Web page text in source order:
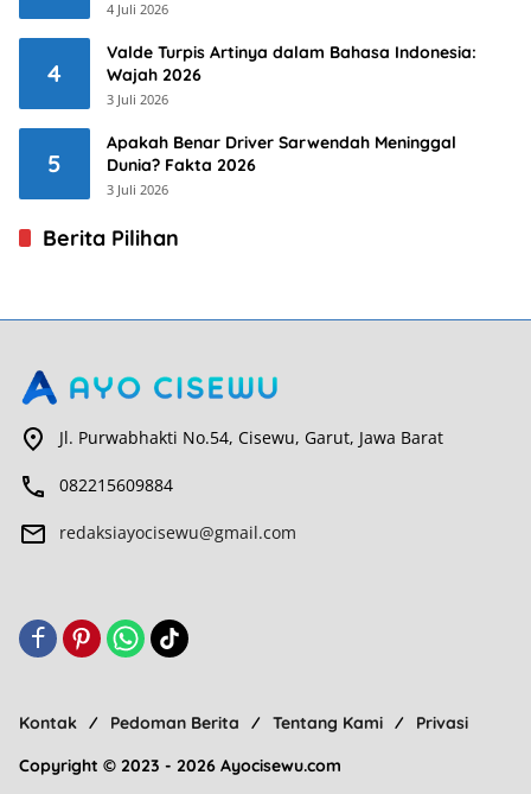
4 Juli 2026
4
Valde Turpis Artinya dalam Bahasa Indonesia:
Wajah 2026
3 Juli 2026
5
Apakah Benar Driver Sarwendah Meninggal
Dunia? Fakta 2026
3 Juli 2026
Berita Pilihan
Jl. Purwabhakti No.54, Cisewu, Garut, Jawa Barat
082215609884
redaksiayocisewu@gmail.com
Kontak Pedoman Berita Tentang Kami
Privasi
Copyright © 2023 - 2026 Ayocisewu.com